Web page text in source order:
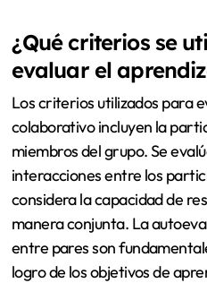
¿Qué criterios se
evaluar el
Los criterios utilizados para
colaborativo incluyen la
miembros del grupo. Se
interacciones entre los
considera la capacidad de
manera conjunta. La
entre pares son
logro de los objetivos de